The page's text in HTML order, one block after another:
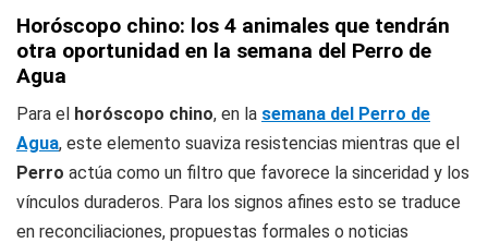
Horóscopo chino: los 4 animales que tendrán
otra oportunidad en la semana del Perro de
Agua
Para el horóscopo chino, en la semana del Perro de
Agua, este elemento suaviza resistencias mientras que el
Perro actúa como un filtro que favorece la sinceridad y los
vínculos duraderos. Para los signos afines esto se traduce
en reconciliaciones, propuestas formales o noticias